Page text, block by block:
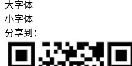
大字体
小字体
分享到：